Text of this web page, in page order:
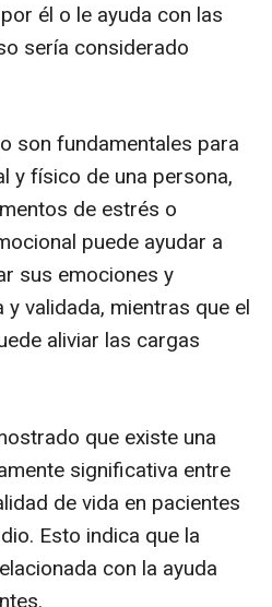
él o le ayuda con las
sería considerado
son fundamentales para
y físico de una persona,
de estrés o
puede ayudar a
sus emociones y
validada, mientras que el
aliviar las cargas
que existe una
significativa entre
de vida en pacientes
Esto indica que la
con la ayuda